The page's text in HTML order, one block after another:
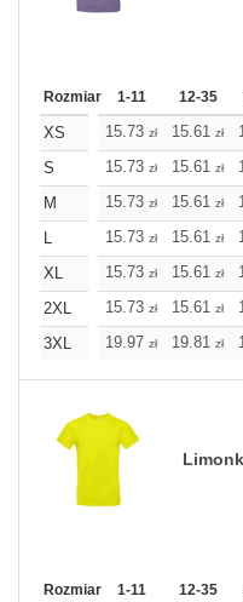
Rozmiar 1-11 12-35
XS 15.73 zł 15.61 zł
S
15.73 zł 15.61 zł
M
15.73 zł 15.61 zł
L
15.73 zł 15.61 zł
XL
15.73 zł 15.61 zł
2XL
15.73 zł 15.61 zł
3XL
19.97 zł 19.81 zł
Rozmiar 1-11 12-35